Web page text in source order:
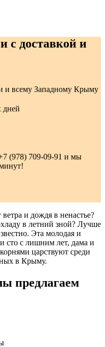
с доставкой и
и всему Западному Крыму
дней
(978) 709-09-91 и мы
и дождя в ненастье?
в летний зной? Лучше
Эта молодая и
сто с лишним лет, дама и
царствуют среди
в Крыму.
предлагаем